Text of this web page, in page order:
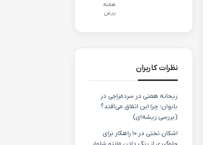
هفته
پیش
نظرات کاربران
ریحانه همتی در سردمزاجی در
بانوان؛ چرا این اتفاق می‌افتد؟
(بررسی ریشه‌ای)
اشکان تختی در
۱۰ راهکار برای